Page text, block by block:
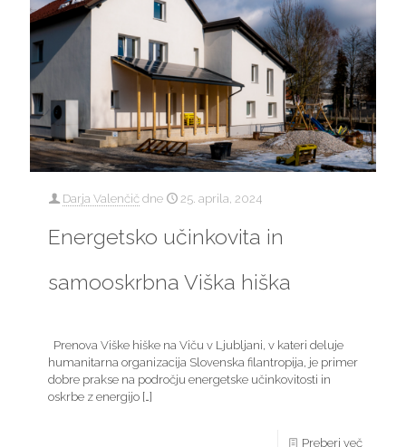
Darja Valenčič dne 25. aprila, 2024
Energetsko učinkovita in
samooskrbna Viška hiška
Prenova Viške hiške na Viču v Ljubljani, v kateri deluje
humanitarna organizacija Slovenska filantropija, je primer
dobre prakse na področju energetske učinkovitosti in
oskrbe z energijo […]
Preberi več